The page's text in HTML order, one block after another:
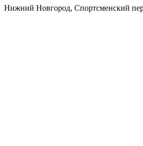
Нижний Новгород, Спортсменский